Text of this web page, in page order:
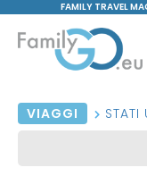
FAMILY TRAVEL
VIAGGI STATI